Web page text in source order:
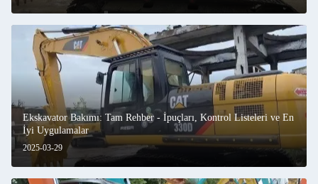
2025-03-29
Ekskavator Bakımı: Tam Rehber - İpuçları, Kontrol Listeleri ve En
İyi Uygulamalar